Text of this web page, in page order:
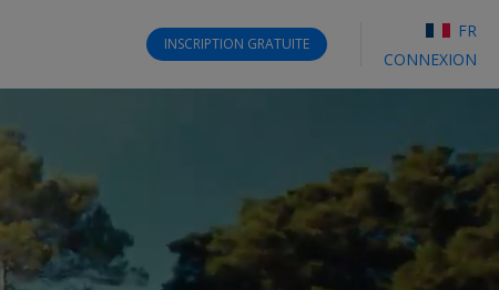
CONNEXION
FR
INSCRIPTION GRATUITE